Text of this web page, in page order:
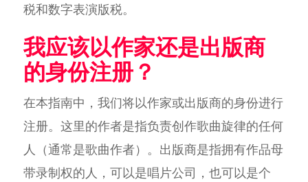
税和数字表演版税。
我应该以作家还是出版商
的身份注册？
在本指南中，我们将以作家或出版商的身份进行
注册。这里的作者是指负责创作歌曲旋律的任何
人（通常是歌曲作者）。出版商是指拥有作品母
带录制权的人，可以是唱片公司，也可以是个